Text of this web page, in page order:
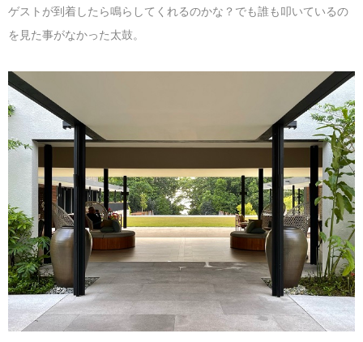
ゲストが到着したら鳴らしてくれるのかな？でも誰も叩いているの
を見た事がなかった太鼓。